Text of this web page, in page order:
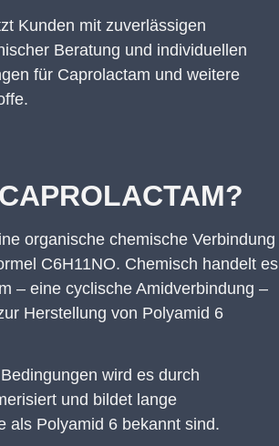
Kunden mit zuverlässigen
Beratung und individuellen
für Caprolactam und weitere
organische chemische Verbindung
C6H11NO. Chemisch handelt es
– eine cyclische Amidverbindung –
Herstellung von Polyamid 6
wird es durch
und bildet lange
als Polyamid 6 bekannt sind.